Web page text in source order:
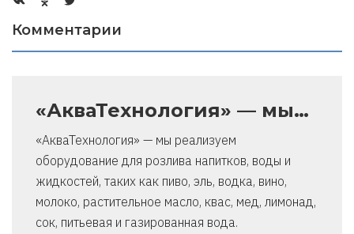
Комментарии
«АкваТехнология» — мы…
«АкваТехнология» — мы реализуем
оборудование для розлива напитков, воды и
жидкостей, таких как пиво, эль, водка, вино,
молоко, растительное масло, квас, мед, лимонад,
сок, питьевая и газированная вода.